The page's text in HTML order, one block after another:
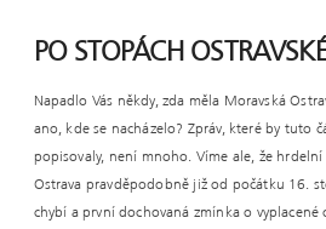
PO STOPÁCH
Napadlo Vás někdy, zda měla Moravská
ano, kde se nacházelo? Zpráv, které by tuto
popisovaly, není mnoho. Víme ale, že
Ostrava pravděpodobně již od počátku 16.
chybí a první dochovaná zmínka o